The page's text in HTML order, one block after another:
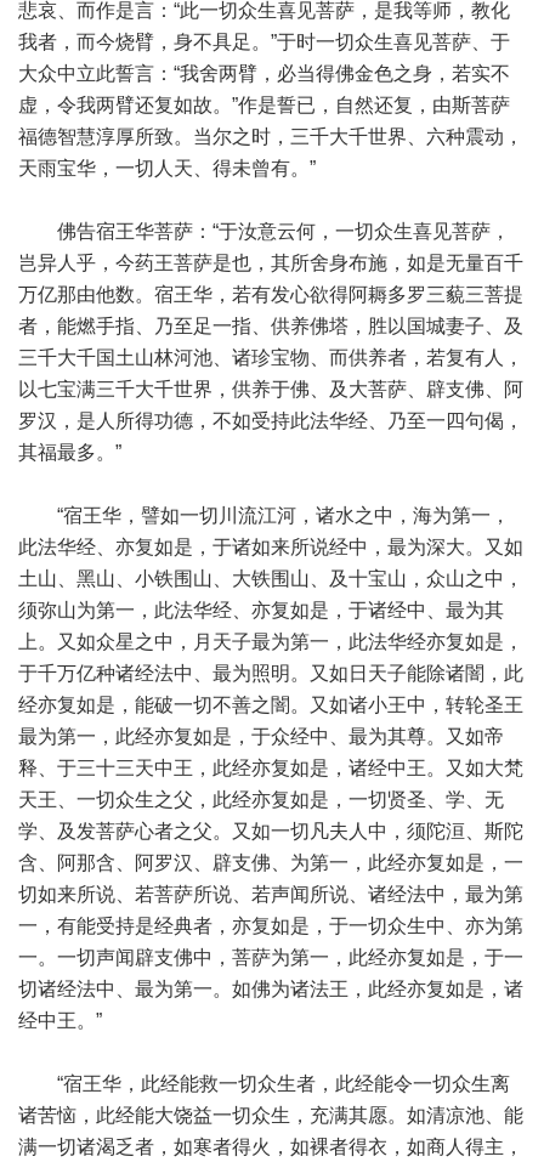
悲哀、而作是言：“此一切众生喜见菩萨，是我等师，教化
我者，而今烧臂，身不具足。”于时一切众生喜见菩萨、于
大众中立此誓言：“我舍两臂，必当得佛金色之身，若实不
虚，令我两臂还复如故。”作是誓已，自然还复，由斯菩萨
福德智慧淳厚所致。当尔之时，三千大千世界、六种震动，
天雨宝华，一切人天、得未曾有。”
佛告宿王华菩萨：“于汝意云何，一切众生喜见菩萨，
岂异人乎，今药王菩萨是也，其所舍身布施，如是无量百千
万亿那由他数。宿王华，若有发心欲得阿耨多罗三藐三菩提
者，能燃手指、乃至足一指、供养佛塔，胜以国城妻子、及
三千大千国土山林河池、诸珍宝物、而供养者，若复有人，
以七宝满三千大千世界，供养于佛、及大菩萨、辟支佛、阿
罗汉，是人所得功德，不如受持此法华经、乃至一四句偈，
其福最多。”
“宿王华，譬如一切川流江河，诸水之中，海为第一，
此法华经、亦复如是，于诸如来所说经中，最为深大。又如
土山、黑山、小铁围山、大铁围山、及十宝山，众山之中，
须弥山为第一，此法华经、亦复如是，于诸经中、最为其
上。又如众星之中，月天子最为第一，此法华经亦复如是，
于千万亿种诸经法中、最为照明。又如日天子能除诸闇，此
经亦复如是，能破一切不善之闇。又如诸小王中，转轮圣王
最为第一，此经亦复如是，于众经中、最为其尊。又如帝
释、于三十三天中王，此经亦复如是，诸经中王。又如大梵
天王、一切众生之父，此经亦复如是，一切贤圣、学、无
学、及发菩萨心者之父。又如一切凡夫人中，须陀洹、斯陀
含、阿那含、阿罗汉、辟支佛、为第一，此经亦复如是，一
切如来所说、若菩萨所说、若声闻所说、诸经法中，最为第
一，有能受持是经典者，亦复如是，于一切众生中、亦为第
一。一切声闻辟支佛中，菩萨为第一，此经亦复如是，于一
切诸经法中、最为第一。如佛为诸法王，此经亦复如是，诸
经中王。”
“宿王华，此经能救一切众生者，此经能令一切众生离
诸苦恼，此经能大饶益一切众生，充满其愿。如清凉池、能
满一切诸渴乏者，如寒者得火，如裸者得衣，如商人得主，